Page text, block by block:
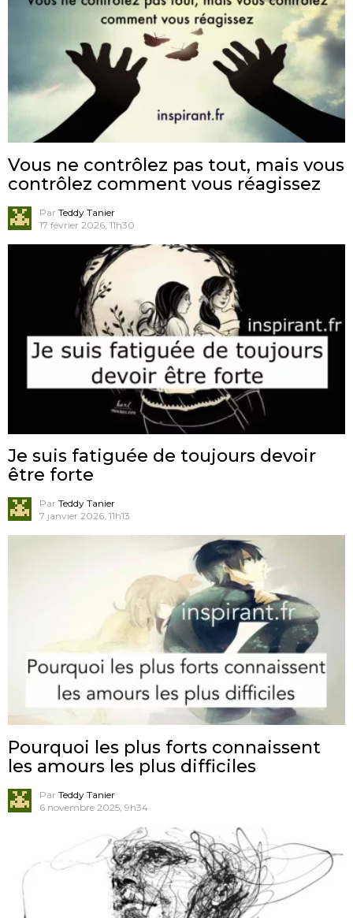
Vous ne contrôlez pas tout, mais vous
contrôlez comment vous réagissez
Par Teddy Tanier
17 février 2026, 11h30
Je suis fatiguée de toujours devoir
être forte
Par Teddy Tanier
7 janvier 2026, 11h13
Pourquoi les plus forts connaissent
les amours les plus difficiles
Par Teddy Tanier
6 novembre 2025, 9h34